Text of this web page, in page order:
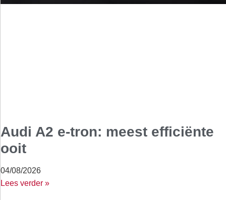
Audi A2 e-tron: meest efficiënte
ooit
04/08/2026
Lees verder »